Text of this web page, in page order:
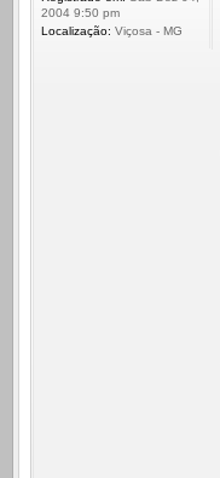
2004 9:50 pm
Localização: Viçosa - MG